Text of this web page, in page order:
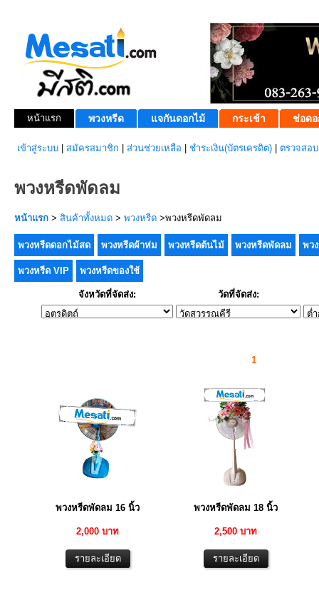
หน้าแรก พวงหรีด แจกันดอกไม้ กระเช้า ช่อดอ
เข้าสู่ระบบ สมัครสมาชิก ส่วนช่วยเหลือ ชำระเงิน(บัตรเครดิต) ตรวจสอ
พวงหรีดพัดลม
หน้าแรก > สินค้าทั้งหมด > พวงหรีด >พวงหรีดพัดลม
พวงหรีดดอกไม้สด พวงหรีดผ้าห่ม พวงหรีดต้นไม้ พวงหรีดพัดลม พว
พวงหรีด VIP พวงหรีดของใช้
จังหวัดที่จัดส่ง: วัดที่จัดส่ง:
1
พวงหรีดพัดลม 16 นิ้ว
2,000 บาท
พวงหรีดพัดลม 18 นิ้ว
2,500 บาท